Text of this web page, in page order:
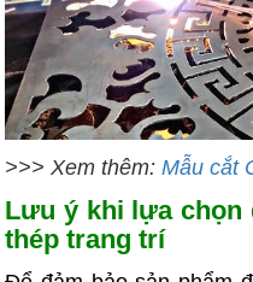
>>> Xem thêm:Mẫu cắt
Lưu ý khi lựa chọn
thép trang trí